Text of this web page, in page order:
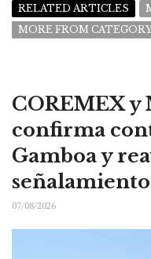
RELATED ARTICLES
MORE FROM
COREMEX y
confirma
Gamboa y
07/08/2026